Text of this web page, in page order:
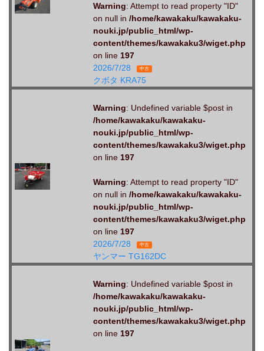
Warning: Attempt to read property "ID"
on null in /home/kawakaku/kawakaku-
nouki.jp/public_html/wp-
content/themes/kawakaku3/wiget.php
on line 197
2026/7/28
中古
クボタ KRA75
Warning: Undefined variable $post in
/home/kawakaku/kawakaku-
nouki.jp/public_html/wp-
content/themes/kawakaku3/wiget.php
on line 197
Warning: Attempt to read property "ID"
on null in /home/kawakaku/kawakaku-
nouki.jp/public_html/wp-
content/themes/kawakaku3/wiget.php
on line 197
2026/7/28
中古
ヤンマー TG162DC
Warning: Undefined variable $post in
/home/kawakaku/kawakaku-
nouki.jp/public_html/wp-
content/themes/kawakaku3/wiget.php
on line 197